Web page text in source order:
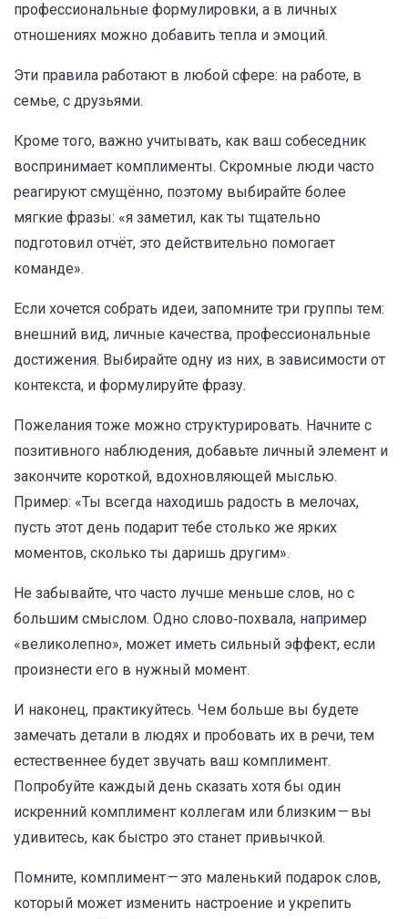
профессиональные формулировки, а в личных
отношениях можно добавить тепла и эмоций.
Эти правила работают в любой сфере: на работе, в
семье, с друзьями.
Кроме того, важно учитывать, как ваш собеседник
воспринимает комплименты. Скромные люди часто
реагируют смущённо, поэтому выбирайте более
мягкие фразы: «я заметил, как ты тщательно
подготовил отчёт, это действительно помогает
команде».
Если хочется собрать идеи, запомните три группы тем:
внешний вид, личные качества, профессиональные
достижения. Выбирайте одну из них, в зависимости от
контекста, и формулируйте фразу.
Пожелания тоже можно структурировать. Начните с
позитивного наблюдения, добавьте личный элемент и
закончите короткой, вдохновляющей мыслью.
Пример: «Ты всегда находишь радость в мелочах,
пусть этот день подарит тебе столько же ярких
моментов, сколько ты даришь другим».
Не забывайте, что часто лучше меньше слов, но с
большим смыслом. Одно слово‑похвала, например
«великолепно», может иметь сильный эффект, если
произнести его в нужный момент.
И наконец, практикуйтесь. Чем больше вы будете
замечать детали в людях и пробовать их в речи, тем
естественнее будет звучать ваш комплимент.
Попробуйте каждый день сказать хотя бы один
искренний комплимент коллегам или близким — вы
удивитесь, как быстро это станет привычкой.
Помните, комплимент — это маленький подарок слов,
который может изменить настроение и укрепить